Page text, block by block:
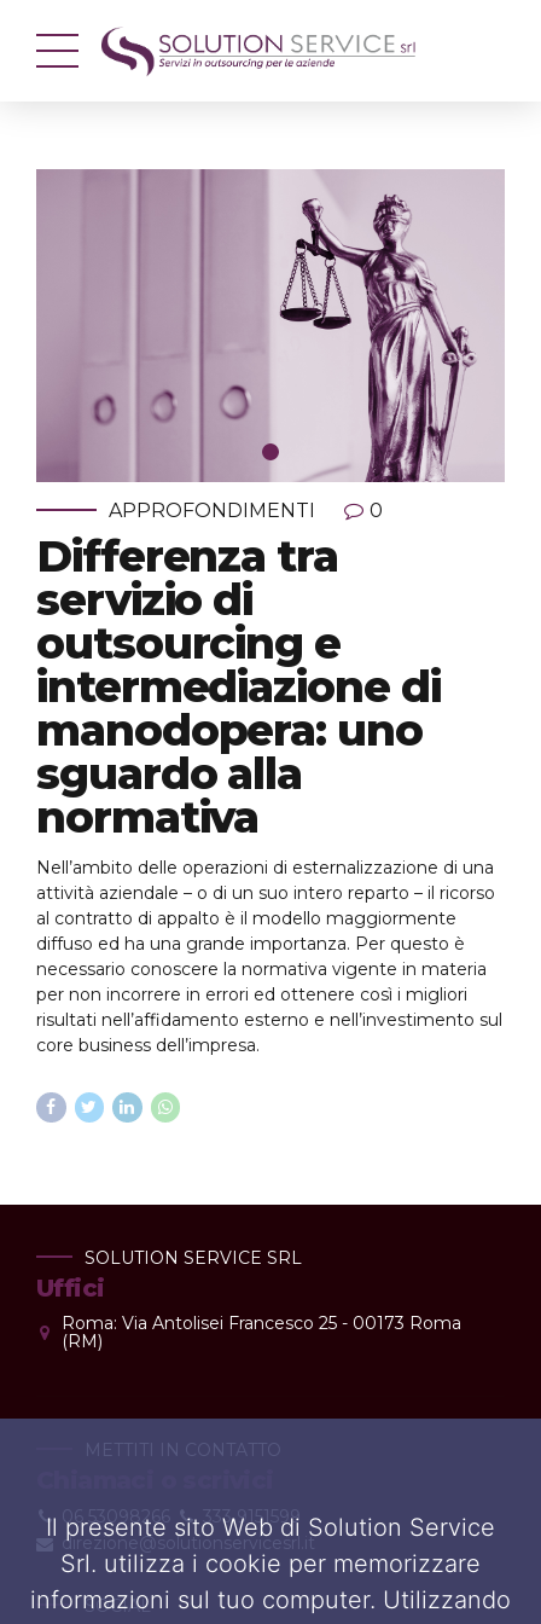
APPROFONDIMENTI 0
Differenza tra
servizio di
outsourcing e
intermediazione di
manodopera: uno
sguardo alla
normativa
Nell’ambito delle operazioni di esternalizzazione di una
attività aziendale – o di un suo intero reparto – il ricorso
al contratto di appalto è il modello maggiormente
diffuso ed ha una grande importanza. Per questo è
necessario conoscere la normativa vigente in materia
per non incorrere in errori ed ottenere così i migliori
risultati nell’affidamento esterno e nell’investimento sul
core business dell’impresa.
SOLUTION SERVICE SRL
Uffici
Roma: Via Antolisei Francesco 25 - 00173 Roma
(RM)
METTITI IN CONTATTO
06 53098266
333 9151599
direzione@solutionservicesrl.it
SOCIAL
Il presente sito Web di Solution Service
Srl. utilizza i cookie per memorizzare
informazioni sul tuo computer. Utilizzando